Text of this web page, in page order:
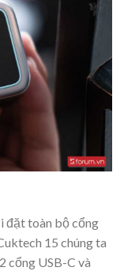
đặt toàn bộ cổng
15 chúng ta
cổng USB-C và